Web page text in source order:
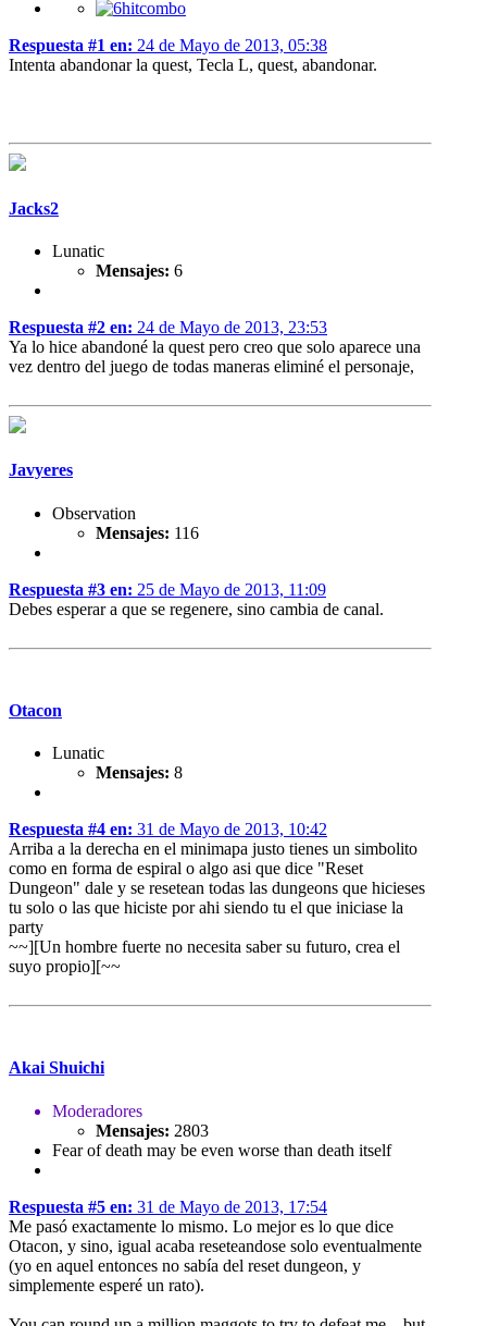
Respuesta #1 en: 24 de Mayo de 2013, 05:38
Intenta abandonar la quest, Tecla L, quest, abandonar.
Jacks2
Lunatic
Mensajes: 6
Respuesta #2 en: 24 de Mayo de 2013, 23:53
Ya lo hice abandoné la quest pero creo que solo aparece una
vez dentro del juego de todas maneras eliminé el personaje,
Javyeres
Observation
Mensajes: 116
Respuesta #3 en: 25 de Mayo de 2013, 11:09
Debes esperar a que se regenere, sino cambia de canal.
Otacon
Lunatic
Mensajes: 8
Respuesta #4 en: 31 de Mayo de 2013, 10:42
Arriba a la derecha en el minimapa justo tienes un simbolito
como en forma de espiral o algo asi que dice "Reset
Dungeon" dale y se resetean todas las dungeons que hicieses
tu solo o las que hiciste por ahi siendo tu el que iniciase la
party
~~][Un hombre fuerte no necesita saber su futuro, crea el
suyo propio][~~
Akai Shuichi
Moderadores
Mensajes: 2803
Fear of death may be even worse than death itself
Respuesta #5 en: 31 de Mayo de 2013, 17:54
Me pasó exactamente lo mismo. Lo mejor es lo que dice
Otacon, y sino, igual acaba reseteandose solo eventualmente
(yo en aquel entonces no sabía del reset dungeon, y
simplemente esperé un rato).